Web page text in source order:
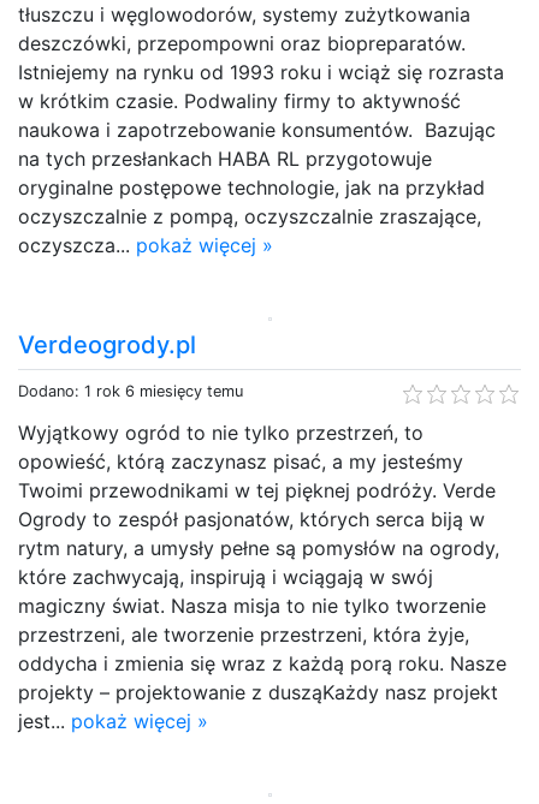
tłuszczu i węglowodorów, systemy zużytkowania
deszczówki, przepompowni oraz biopreparatów.
Istniejemy na rynku od 1993 roku i wciąż się rozrasta
w krótkim czasie. Podwaliny firmy to aktywność
naukowa i zapotrzebowanie konsumentów. Bazując
na tych przesłankach HABA RL przygotowuje
oryginalne postępowe technologie, jak na przykład
oczyszczalnie z pompą, oczyszczalnie zraszające,
oczyszcza... pokaż więcej »
Verdeogrody.pl
Dodano: 1 rok 6 miesięcy temu
Wyjątkowy ogród to nie tylko przestrzeń, to
opowieść, którą zaczynasz pisać, a my jesteśmy
Twoimi przewodnikami w tej pięknej podróży. Verde
Ogrody to zespół pasjonatów, których serca biją w
rytm natury, a umysły pełne są pomysłów na ogrody,
które zachwycają, inspirują i wciągają w swój
magiczny świat. Nasza misja to nie tylko tworzenie
przestrzeni, ale tworzenie przestrzeni, która żyje,
oddycha i zmienia się wraz z każdą porą roku. Nasze
projekty – projektowanie z dusząKażdy nasz projekt
jest... pokaż więcej »